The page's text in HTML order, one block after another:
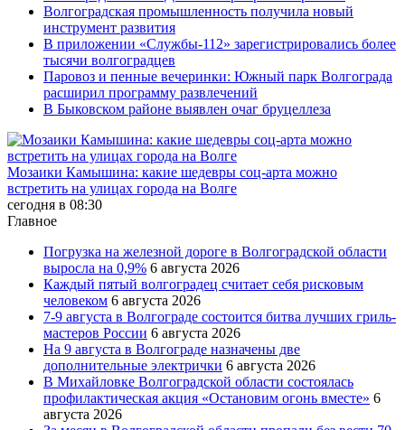
Волгоградская промышленность получила новый
инструмент развития
В приложении «Службы-112» зарегистрировались более
тысячи волгоградцев
Паровоз и пенные вечеринки: Южный парк Волгограда
расширил программу развлечений
В Быковском районе выявлен очаг бруцеллеза
Мозаики Камышина: какие шедевры соц-арта можно
встретить на улицах города на Волге
сегодня в 08:30
Главное
Погрузка на железной дороге в Волгоградской области
выросла на 0,9% 6 августа 2026
Каждый пятый волгоградец считает себя рисковым
человеком 6 августа 2026
7-9 августа в Волгограде состоится битва лучших гриль-
мастеров России 6 августа 2026
На 9 августа в Волгограде назначены две
дополнительные электрички 6 августа 2026
В Михайловке Волгоградской области состоялась
профилактическая акция «Остановим огонь вместе» 6
августа 2026